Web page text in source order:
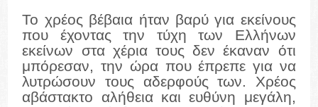
Το χρέος βέβαια ήταν βαρύ για εκείνους
που έχοντας την τύχη των Ελλήνων
εκείνων στα χέρια τους δεν έκαναν ότι
μπόρεσαν, την ώρα που έπρεπε για να
λυτρώσουν τους αδερφούς των. Χρέος
αβάστακτο αλήθεια και ευθύνη μεγάλη,